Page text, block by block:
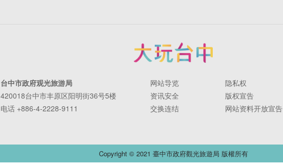
台中市政府观光旅游局
420018台中市丰原区阳明街36号5楼
电话 +886-4-2228-9111
网站导览
隐私权
资讯安全
版权宣告
交换连结
网站资料开放宣告
Copyright © 2021 臺中市政府觀光旅遊局 版權所有